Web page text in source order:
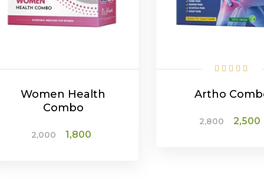
Women Health
Combo
2,000
Original
price
1,800
Artho
2,800
Original
price
2,500